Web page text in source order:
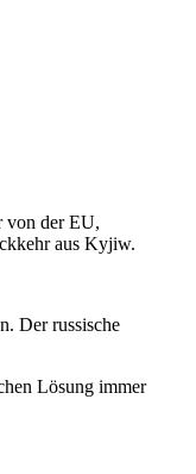
von der EU,
aus Kyjiw.
Der russische
Lösung immer